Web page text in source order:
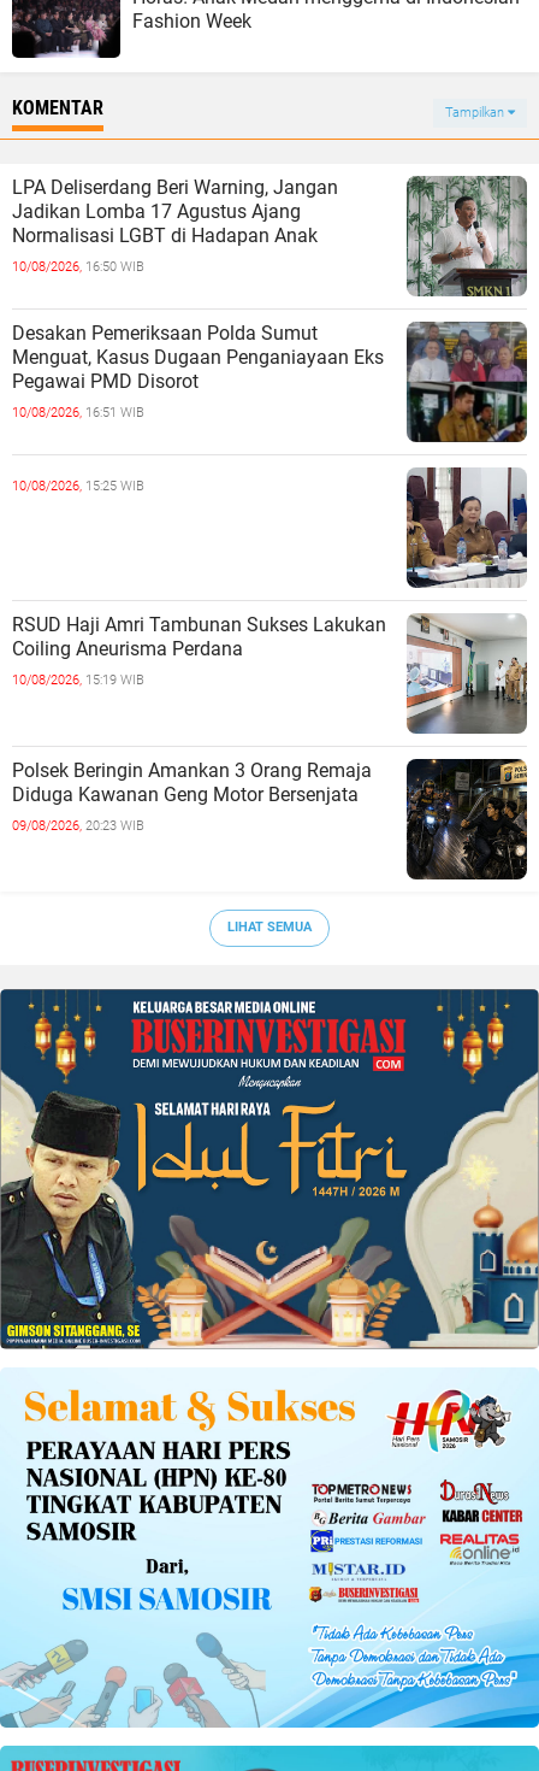
Fashion Week
KOMENTAR Tampilkan
LPA Deliserdang Beri Warning, Jangan
Jadikan Lomba 17 Agustus Ajang
Normalisasi LGBT di Hadapan Anak
10/08/2026, 16:50 WIB
‎Desakan Pemeriksaan Polda Sumut
Menguat, Kasus Dugaan Penganiayaan Eks
Pegawai PMD Disorot
10/08/2026, 16:51 WIB
10/08/2026, 15:25 WIB
RSUD Haji Amri Tambunan Sukses Lakukan
Coiling Aneurisma Perdana
10/08/2026, 15:19 WIB
Polsek Beringin Amankan 3 Orang Remaja
Diduga Kawanan Geng Motor Bersenjata
09/08/2026, 20:23 WIB
LIHAT SEMUA